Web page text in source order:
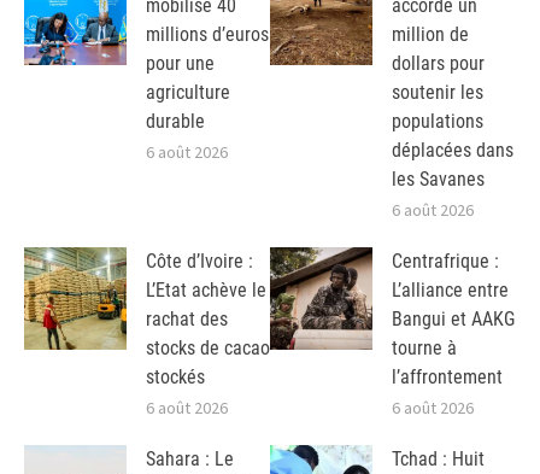
mobilise 40
millions d’euros
pour une
agriculture
durable
6 août 2026
accorde un
million de
dollars pour
soutenir les
populations
déplacées dans
les Savanes
6 août 2026
Côte d’Ivoire :
L’Etat achève le
rachat des
stocks de cacao
stockés
6 août 2026
Centrafrique :
L’alliance entre
Bangui et AAKG
tourne à
l’affrontement
6 août 2026
Sahara : Le
Tchad : Huit